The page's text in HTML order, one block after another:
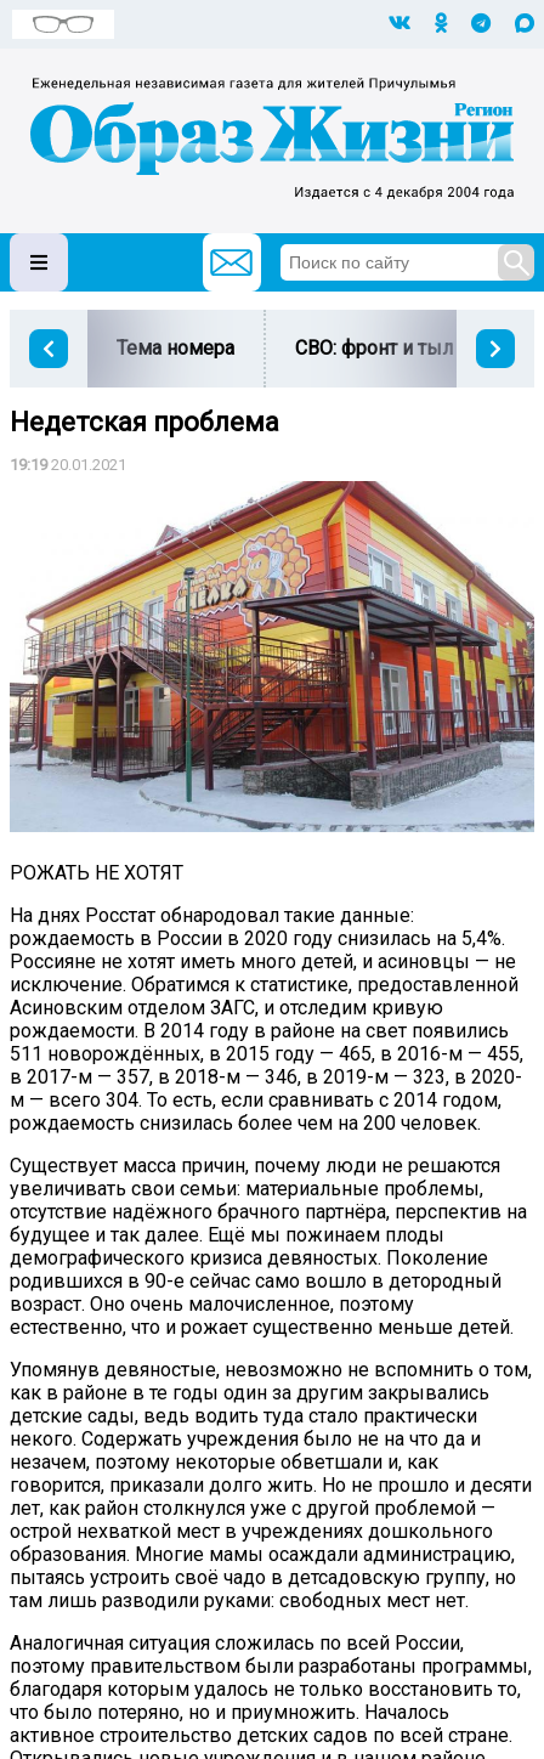
Тема номера СВО: фронт и тыл
Недетская проблема
19:1920.01.2021
РОЖАТЬ НЕ ХОТЯТ
На днях Росстат обнародовал такие данные:
рождаемость в России в 2020 году снизилась на 5,4%.
Россияне не хотят иметь много детей, и асиновцы — не
исключение. Обратимся к статистике, предоставленной
Асиновским отделом ЗАГС, и отследим кривую
рождаемости. В 2014 году в районе на свет появились
511 новорождённых, в 2015 году — 465, в 2016-м — 455,
в 2017-м — 357, в 2018-м — 346, в 2019-м — 323, в 2020-
м — всего 304. То есть, если сравнивать с 2014 годом,
рождаемость снизилась более чем на 200 человек.
Существует масса причин, почему люди не решаются
увеличивать свои семьи: материальные проблемы,
отсутствие надёжного брачного партнёра, перспектив на
будущее и так далее. Ещё мы пожинаем плоды
демографического кризиса девяностых. Поколение
родившихся в 90-е сейчас само вошло в детородный
возраст. Оно очень малочисленное, поэтому
естественно, что и рожает существенно меньше детей.
Упомянув девяностые, невозможно не вспомнить о том,
как в районе в те годы один за другим закрывались
детские сады, ведь водить туда стало практически
некого. Содержать учреждения было не на что да и
незачем, поэтому некоторые обветшали и, как
говорится, приказали долго жить. Но не прошло и десяти
лет, как район столкнулся уже с другой проблемой —
острой нехваткой мест в учреждениях дошкольного
образования. Многие мамы осаждали администрацию,
пытаясь устроить своё чадо в детсадовскую группу, но
там лишь разводили руками: свободных мест нет.
Аналогичная ситуация сложилась по всей России,
поэтому правительством были разработаны программы,
благодаря которым удалось не только восстановить то,
что было потеряно, но и приумножить. Началось
активное строительство детских садов по всей стране.